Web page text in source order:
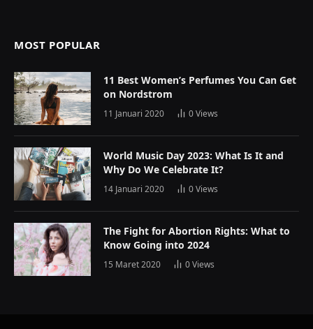
MOST POPULAR
11 Best Women’s Perfumes You Can Get
on Nordstrom
11 Januari 2020 0Views
World Music Day 2023: What Is It and
Why Do We Celebrate It?
14 Januari 2020 0Views
The Fight for Abortion Rights: What to
Know Going into 2024
15 Maret 2020 0Views